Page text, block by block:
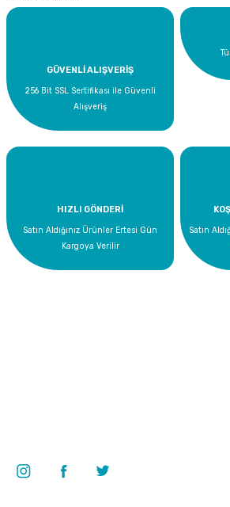
GÜVENLİ ALIŞVERİŞ
256 Bit SSL Sertifikası ile Güvenli
Alışveriş
HIZLI GÖNDERİ
Satın Aldığınız Ürünler Ertesi Gün
Kargoya Verilir
Satın